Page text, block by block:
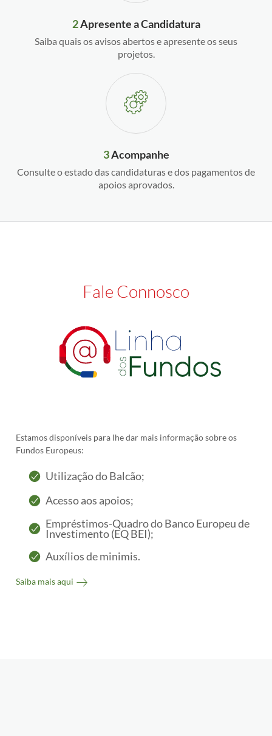
2Apresente a Candidatura
Saiba quais os avisos abertos e apresente os seus
projetos.
3Acompanhe
Consulte o estado das candidaturas e dos pagamentos de
apoios aprovados.
Fale Connosco
Estamos disponíveis para lhe dar mais informação sobre os
Fundos Europeus:
Utilização do Balcão;
Acesso aos apoios;
Empréstimos-Quadro do Banco Europeu de
Investimento (EQ BEI);
Auxílios de minimis.
Saiba mais aqui